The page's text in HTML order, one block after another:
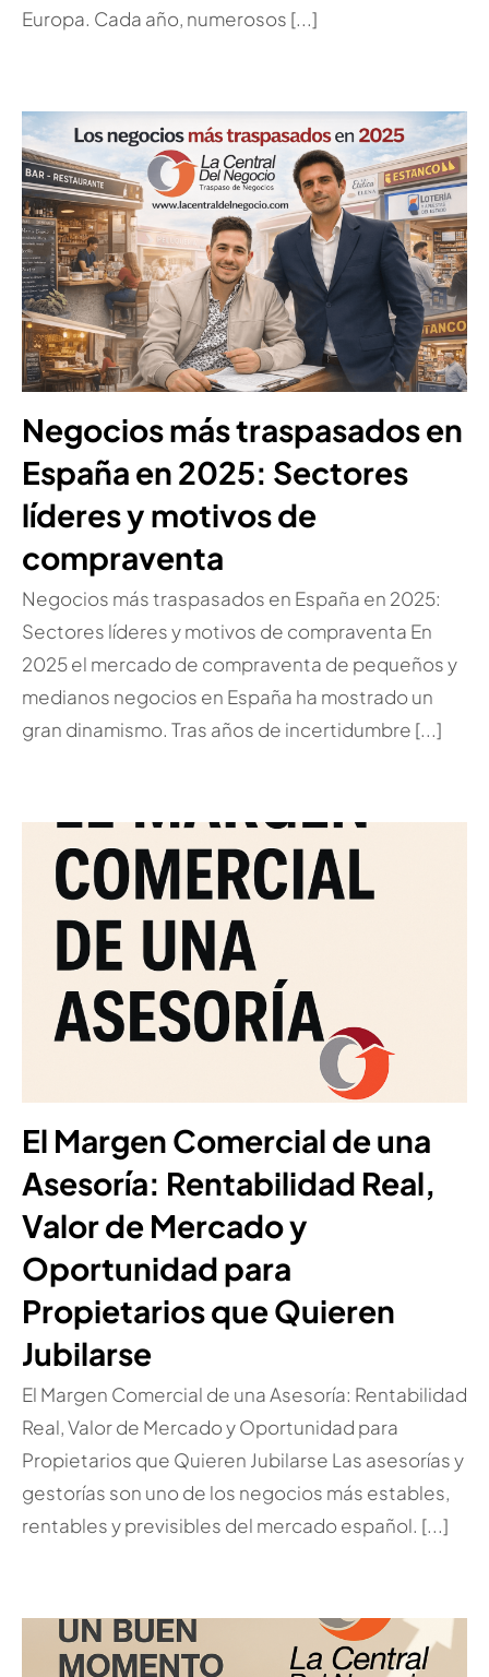
Europa. Cada año, numerosos [...]
Negocios más traspasados en
España en 2025: Sectores
líderes y motivos de
compraventa
Negocios más traspasados en España en 2025:
Sectores líderes y motivos de compraventa En
2025 el mercado de compraventa de pequeños y
medianos negocios en España ha mostrado un
gran dinamismo. Tras años de incertidumbre [...]
El Margen Comercial de una
Asesoría: Rentabilidad Real,
Valor de Mercado y
Oportunidad para
Propietarios que Quieren
Jubilarse
El Margen Comercial de una Asesoría: Rentabilidad
Real, Valor de Mercado y Oportunidad para
Propietarios que Quieren Jubilarse Las asesorías y
gestorías son uno de los negocios más estables,
rentables y previsibles del mercado español. [...]